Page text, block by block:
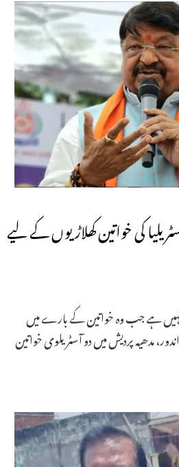
کی خواتین کھلاڑیوں کے لیے
نہیں ہے جب وہ خواتین کے بارے میں
مدھیہ پردیش میں دو آسٹریلوی خواتین